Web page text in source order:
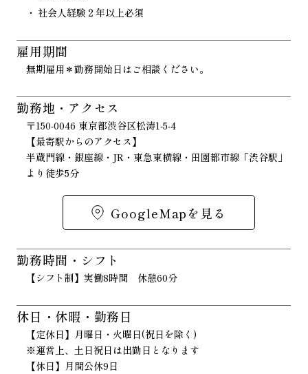
社会人経験２年以上必須
雇用期間
無期雇用＊勤務開始日はご相談ください。
勤務地・アクセス
〒150-0046 東京都渋谷区松涛1-5-4
【最寄駅からのアクセス】
半蔵門線・銀座線・JR・東急東横線・田園都市線「渋谷駅」
より徒歩5分
GoogleMapを見る
勤務時間・シフト
【シフト制】実働8時間 休憩60分
休日・休暇・勤務日
【定休日】月曜日・火曜日(祝日を除く)
※運営上、土日祝日は出勤日となります
【休日】月間公休9日